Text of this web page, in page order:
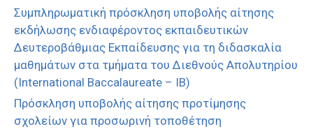
Συμπληρωματική πρόσκληση υποβολής αίτησης
εκδήλωσης ενδιαφέροντος εκπαιδευτικών
Δευτεροβάθμιας Εκπαίδευσης για τη διδασκαλία
μαθημάτων στα τμήματα του Διεθνούς Απολυτηρίου
(International Baccalaureate – IB)
Πρόσκληση υποβολής αίτησης προτίμησης
σχολείων για προσωρινή τοποθέτηση